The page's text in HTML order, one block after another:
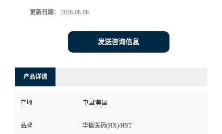
方
更新日期： 2026-08-06
发送咨询信息
产品详请
产地 中国/美国
品牌 华信医药(HX)/HST